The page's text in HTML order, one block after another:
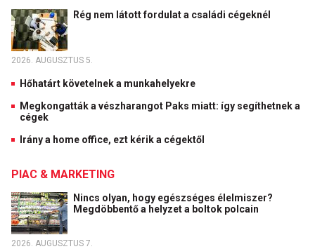
Rég nem látott fordulat a családi cégeknél
2026. AUGUSZTUS 5.
Hőhatárt követelnek a munkahelyekre
Megkongatták a vészharangot Paks miatt: így segíthetnek a
cégek
Irány a home office, ezt kérik a cégektől
PIAC & MARKETING
Nincs olyan, hogy egészséges élelmiszer?
Megdöbbentő a helyzet a boltok polcain
2026. AUGUSZTUS 7.